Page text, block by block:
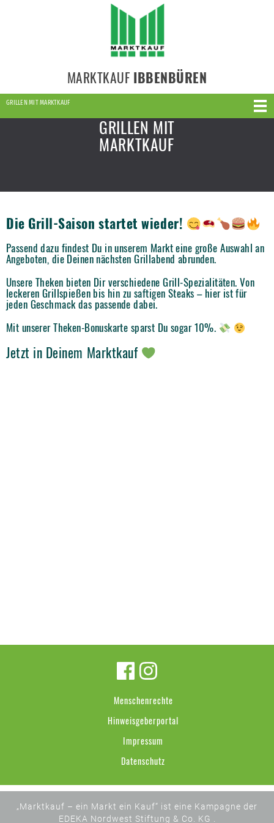
MARKTKAUF IBBENBÜREN
GRILLEN MIT MARKTKAUF
GRILLEN MIT
MARKTKAUF
Die Grill-Saison startet wieder!
Passend dazu findest Du in unserem Markt eine große Auswahl an
Angeboten, die Deinen nächsten Grillabend abrunden.
Unsere Theken bieten Dir verschiedene Grill-Spezialitäten. Von
leckeren Grillspießen bis hin zu saftigen Steaks – hier ist für
jeden Geschmack das passende dabei.
Mit unserer Theken-Bonuskarte sparst Du sogar 10%.
Jetzt in Deinem Marktkauf
Menschenrechte
Hinweisgeberportal
Impressum
Datenschutz
„Marktkauf – ein Markt ein Kauf“ ist eine Kampagne der
EDEKA Nordwest Stiftung & Co. KG .